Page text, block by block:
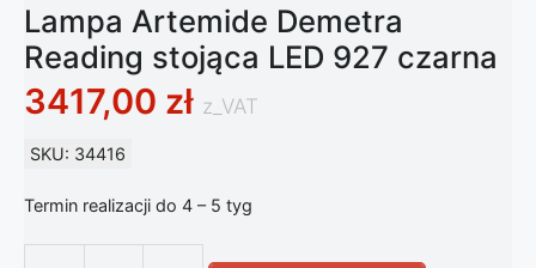
Lampa Artemide Demetra
Reading stojąca LED 927 czarna
3417,00 zł z_VAT
SKU: 34416
Termin realizacji do 4 – 5 tyg